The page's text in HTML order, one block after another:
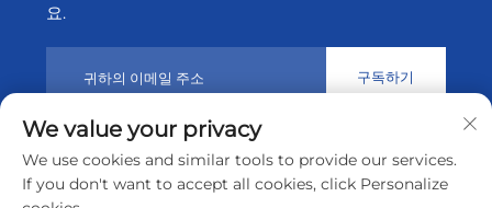
요.
구독하기
© 2026 선전 티엔성 클라우드 기술 유한공사. 모든 권리 보유.
개
인정보 처리방침
We value your privacy
We use cookies and similar tools to provide our services.
If you don't want to accept all cookies, click Personalize